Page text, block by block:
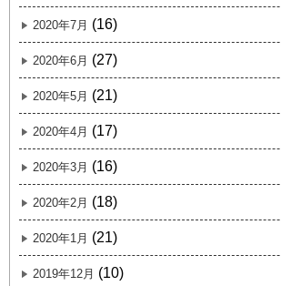
2020年7月 (16)
2020年6月 (27)
2020年5月 (21)
2020年4月 (17)
2020年3月 (16)
2020年2月 (18)
2020年1月 (21)
2019年12月 (10)